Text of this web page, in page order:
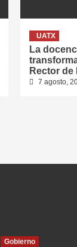
UATX
La
Rector de
7 agosto,
Gobierno